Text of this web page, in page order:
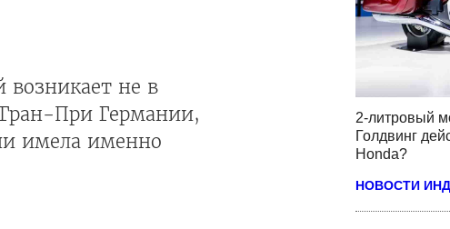
2-литровый
Голдвинг
Honda?
НОВОСТИ
возникает не в
При Германии,
имела именно